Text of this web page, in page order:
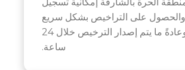
على التراخيص بشكل سريع
ومريح، وعادةً ما يتم إصدار الترخيص خلال 24
ساعة.